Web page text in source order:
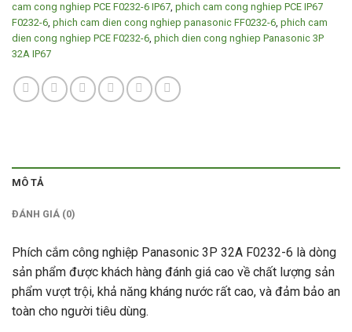
cam cong nghiep PCE F0232-6 IP67, phich cam cong nghiep PCE IP67
F0232-6, phich cam dien cong nghiep panasonic FF0232-6, phich cam
dien cong nghiep PCE F0232-6, phich dien cong nghiep Panasonic 3P
32A IP67
MÔ TẢ
ĐÁNH GIÁ (0)
Phích cắm công nghiệp Panasonic 3P 32A F0232-6 là dòng
sản phẩm được khách hàng đánh giá cao về chất lượng sản
phẩm vượt trội, khả năng kháng nước rất cao, và đảm bảo an
toàn cho người tiêu dùng.